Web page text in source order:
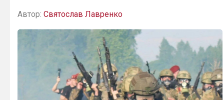
Автор: Святослав Лавренко